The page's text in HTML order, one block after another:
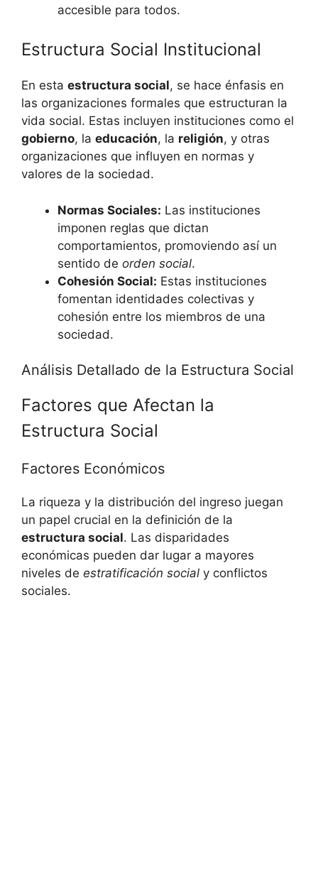
accesible para todos.
Estructura Social Institucional
En esta estructura social, se hace énfasis en
las organizaciones formales que estructuran la
vida social. Estas incluyen instituciones como el
gobierno, la educación, la religión, y otras
organizaciones que influyen en normas y
valores de la sociedad.
Normas Sociales: Las instituciones
imponen reglas que dictan
comportamientos, promoviendo así un
sentido de orden social.
Cohesión Social: Estas instituciones
fomentan identidades colectivas y
cohesión entre los miembros de una
sociedad.
Análisis Detallado de la Estructura Social
Factores que Afectan la
Estructura Social
Factores Económicos
La riqueza y la distribución del ingreso juegan
un papel crucial en la definición de la
estructura social. Las disparidades
económicas pueden dar lugar a mayores
niveles de estratificación social y conflictos
sociales.